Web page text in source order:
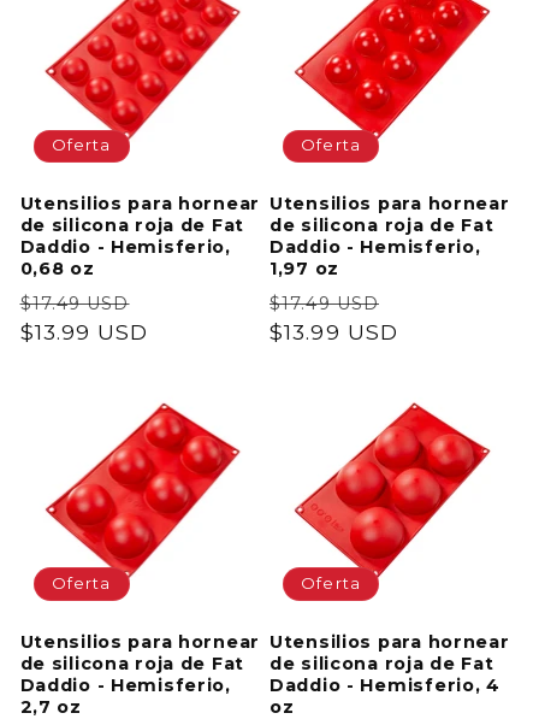
Oferta
Utensilios para hornear
de silicona roja de Fat
Daddio - Hemisferio,
0,68 oz
Precio
habitual
$17.49 USD
de
$13.99 USD
Oferta
Utensilios para hornear
de silicona roja de Fat
Daddio - Hemisferio,
1,97 oz
Precio
habitual
$17.49 USD
de
$13.99 USD
Oferta
Utensilios para hornear
de silicona roja de Fat
Daddio - Hemisferio,
2,7 oz
Oferta
Utensilios para hornear
de silicona roja de Fat
Daddio - Hemisferio, 4
oz